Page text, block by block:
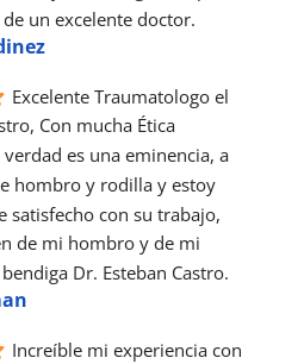
un excelente doctor.
Excelente Traumatologo el
Con mucha Ética
es una eminencia, a
hombro y rodilla y estoy
satisfecho con su trabajo,
de mi hombro y de mi
Dr. Esteban Castro.
Increíble mi experiencia con